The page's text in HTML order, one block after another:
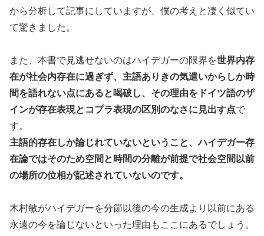
から分析して記事にしていますが、僕の考えと凄く似てい
て驚きました。
また、本書で見逃せないのはハイデガーの限界を世界内存
在が社会内存在に過ぎず、主語ありきの気遣いからしか時
間を語れない点にあると喝破し、その理由をドイツ語のザ
インが存在表現とコプラ表現の区別のなさに見出す点で
す。
主語的存在しか論じれていないということ、ハイデガー存
在論ではそのため空間と時間の分離が前提で社会空間以前
の場所の位相が記述されていないのです。
木村敏がハイデガーを分節以後の今の生成より以前にある
永遠の今を論じないといった理由もここにあるでしょう。